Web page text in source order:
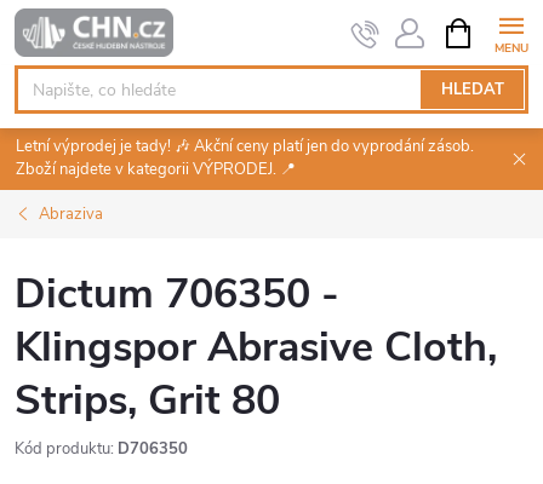
Přejít
na
obsah
HLEDAT
NÁKUPNÍ
KOŠÍK
Letní výprodej je tady! 🎶 Akční ceny platí jen do vyprodání zásob.
Zboží najdete v kategorii VÝPRODEJ. 📍
Abraziva
Dictum 706350 -
Klingspor Abrasive Cloth,
Strips, Grit 80
Kód produktu: D706350